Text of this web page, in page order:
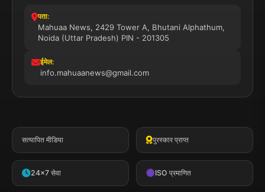
पता:
Mahuaa News, 2429 Tower A, Bhutani Alphathum,
Noida (Uttar Pradesh) PIN - 201305
ईमेल:
info.mahuaanews@gmail.com
सत्यापित मीडिया पुरस्कार प्राप्त
24x7 सेवा ISO प्रमाणित